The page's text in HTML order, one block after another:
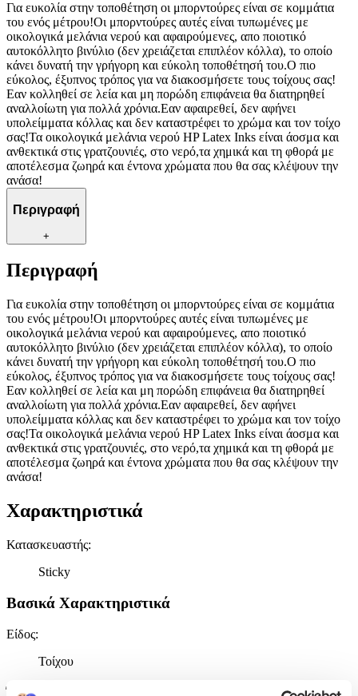
Για ευκολία στην τοποθέτηση οι μπορντούρες είναι σε κομμάτια
του ενός μέτρου!Οι μπορντούρες αυτές είναι τυπωμένες με
οικολογικά μελάνια νερού και αφαιρούμενες, απο ποιοτικό
αυτοκόλλητο βινύλιο (δεν χρειάζεται επιπλέον κόλλα), το οποίο
κάνει δυνατή την γρήγορη και εύκολη τοποθέτησή του.Ο πιο
εύκολος, έξυπνος τρόπος για να διακοσμήσετε τους τοίχους σας!
Εαν κολληθεί σε λεία και μη πορώδη επιφάνεια θα διατηρηθεί
αναλλοίωτη για πολλά χρόνια.Εαν αφαιρεθεί, δεν αφήνει
υπολείμματα κόλλας και δεν καταστρέφει το χρώμα και τον τοίχο
σας!Τα οικολογικά μελάνια νερού HP Latex Inks είναι άοσμα και
ανθεκτικά στις γρατζουνιές, στο νερό,τα χημικά και τη φθορά με
αποτέλεσμα ζωηρά και έντονα χρώματα που θα σας κλέψουν την
ανάσα!
Περιγραφή
+
Περιγραφή
Για ευκολία στην τοποθέτηση οι μπορντούρες είναι σε κομμάτια
του ενός μέτρου!Οι μπορντούρες αυτές είναι τυπωμένες με
οικολογικά μελάνια νερού και αφαιρούμενες, απο ποιοτικό
αυτοκόλλητο βινύλιο (δεν χρειάζεται επιπλέον κόλλα), το οποίο
κάνει δυνατή την γρήγορη και εύκολη τοποθέτησή του.Ο πιο
εύκολος, έξυπνος τρόπος για να διακοσμήσετε τους τοίχους σας!
Εαν κολληθεί σε λεία και μη πορώδη επιφάνεια θα διατηρηθεί
αναλλοίωτη για πολλά χρόνια.Εαν αφαιρεθεί, δεν αφήνει
υπολείμματα κόλλας και δεν καταστρέφει το χρώμα και τον τοίχο
σας!Τα οικολογικά μελάνια νερού HP Latex Inks είναι άοσμα και
ανθεκτικά στις γρατζουνιές, στο νερό,τα χημικά και τη φθορά με
αποτέλεσμα ζωηρά και έντονα χρώματα που θα σας κλέψουν την
ανάσα!
Χαρακτηριστικά
Κατασκευαστής:
Sticky
Βασικά Χαρακτηριστικά
Είδος:
Τοίχου
Έξτρα Χαρακτηριστικά